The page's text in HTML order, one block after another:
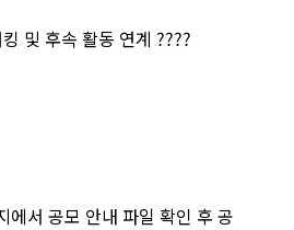
및 후속 활동 연계 ????
에서 공모 안내 파일 확인 후 공